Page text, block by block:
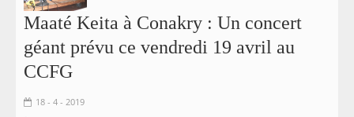
Maaté Keita à Conakry : Un concert
géant prévu ce vendredi 19 avril au
CCFG
18 - 4 - 2019